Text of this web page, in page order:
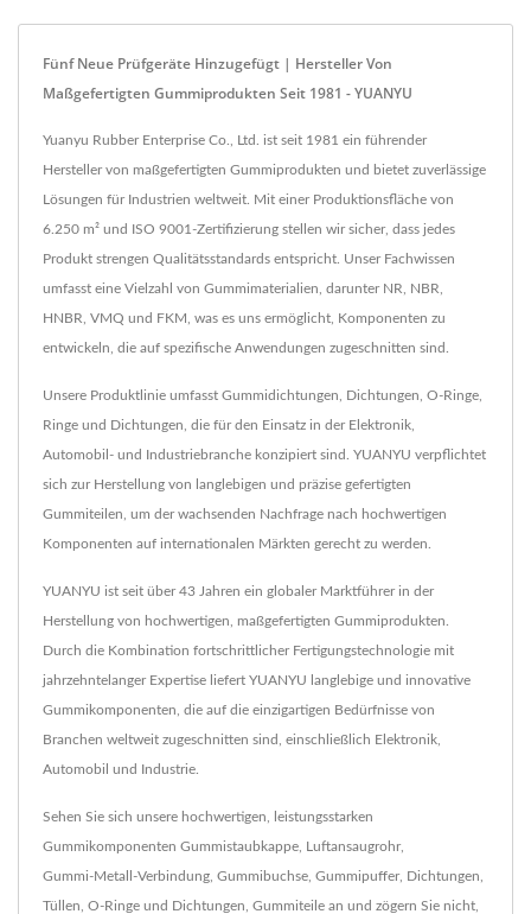
Fünf Neue Prüfgeräte Hinzugefügt | Hersteller Von
Maßgefertigten Gummiprodukten Seit 1981 - YUANYU
Yuanyu Rubber Enterprise Co., Ltd. ist seit 1981 ein führender
Hersteller von maßgefertigten Gummiprodukten und bietet zuverlässige
Lösungen für Industrien weltweit. Mit einer Produktionsfläche von
6.250 m² und ISO 9001-Zertifizierung stellen wir sicher, dass jedes
Produkt strengen Qualitätsstandards entspricht. Unser Fachwissen
umfasst eine Vielzahl von Gummimaterialien, darunter NR, NBR,
HNBR, VMQ und FKM, was es uns ermöglicht, Komponenten zu
entwickeln, die auf spezifische Anwendungen zugeschnitten sind.
Unsere Produktlinie umfasst Gummidichtungen, Dichtungen, O-Ringe,
Ringe und Dichtungen, die für den Einsatz in der Elektronik,
Automobil- und Industriebranche konzipiert sind. YUANYU verpflichtet
sich zur Herstellung von langlebigen und präzise gefertigten
Gummiteilen, um der wachsenden Nachfrage nach hochwertigen
Komponenten auf internationalen Märkten gerecht zu werden.
YUANYU ist seit über 43 Jahren ein globaler Marktführer in der
Herstellung von hochwertigen, maßgefertigten Gummiprodukten.
Durch die Kombination fortschrittlicher Fertigungstechnologie mit
jahrzehntelanger Expertise liefert YUANYU langlebige und innovative
Gummikomponenten, die auf die einzigartigen Bedürfnisse von
Branchen weltweit zugeschnitten sind, einschließlich Elektronik,
Automobil und Industrie.
Sehen Sie sich unsere hochwertigen, leistungsstarken
Gummikomponenten Gummistaubkappe Luftansaugrohr,
Gummi-Metall-Verbindung Gummibuchse Gummipuffer, Dichtungen
Tüllen O-Ringe und Dichtungen Gummiteile an und zögern Sie nicht,